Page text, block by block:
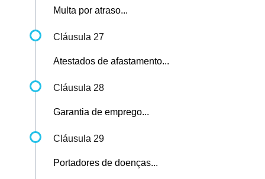
Multa por atraso...
Cláusula 27
Atestados de afastamento...
Cláusula 28
Garantia de emprego...
Cláusula 29
Portadores de doenças...